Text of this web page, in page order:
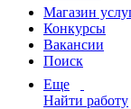
Магазин
Конкурсы
Вакансии
Поиск
Еще
Найти работу